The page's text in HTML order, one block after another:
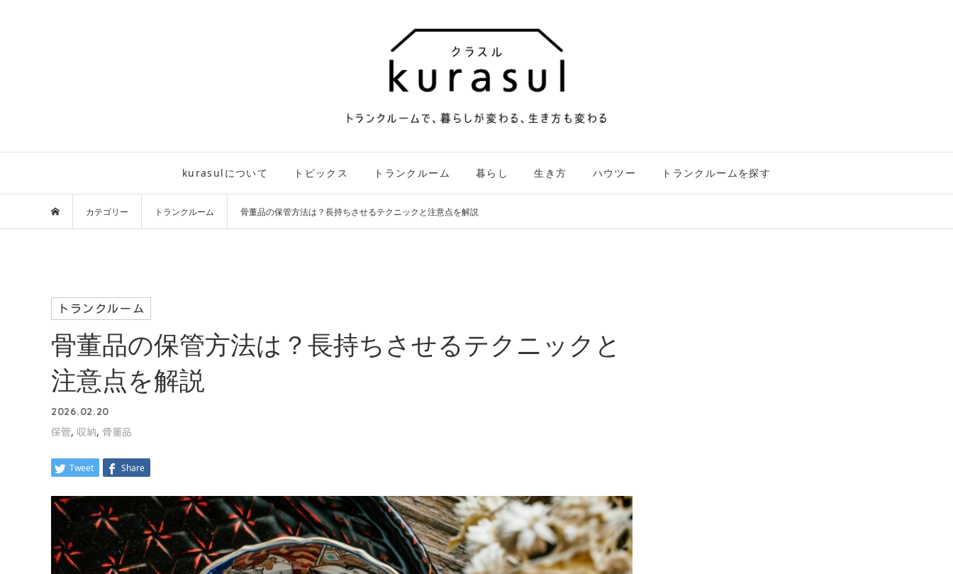
kurasulについて トピックス トランクルーム 暮らし 生き方 ハウツー トランクルームを探す
カテゴリー トランクルーム 骨董品の保管方法は？長持ちさせるテクニックと注意点を解説
トランクルーム
骨董品の保管方法は？長持ちさせるテクニックと
注意点を解説
2026.02.20
保管, 収納, 骨董品
Tweet Share